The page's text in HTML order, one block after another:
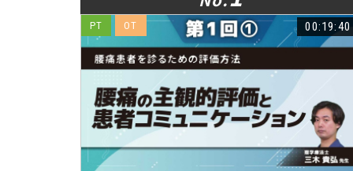
PT OT 00:19:40